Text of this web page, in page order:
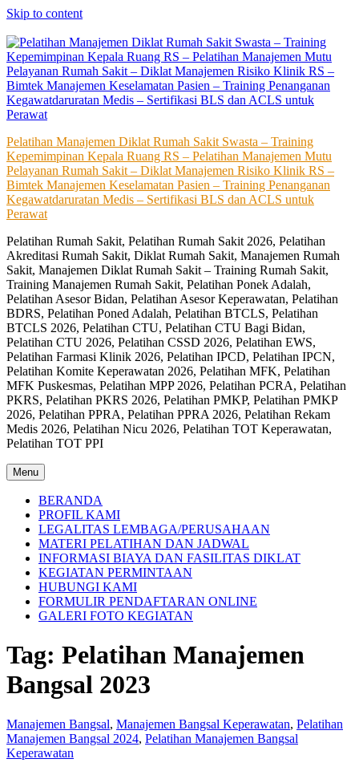
Skip to content
Pelatihan Manajemen Diklat Rumah Sakit Swasta – Training
Kepemimpinan Kepala Ruang RS – Pelatihan Manajemen Mutu
Pelayanan Rumah Sakit – Diklat Manajemen Risiko Klinik RS –
Bimtek Manajemen Keselamatan Pasien – Training Penanganan
Kegawatdaruratan Medis – Sertifikasi BLS dan ACLS untuk
Perawat
Pelatihan Rumah Sakit, Pelatihan Rumah Sakit 2026, Pelatihan
Akreditasi Rumah Sakit, Diklat Rumah Sakit, Manajemen Rumah
Sakit, Manajemen Diklat Rumah Sakit – Training Rumah Sakit,
Training Manajemen Rumah Sakit, Pelatihan Ponek Adalah,
Pelatihan Asesor Bidan, Pelatihan Asesor Keperawatan, Pelatihan
BDRS, Pelatihan Poned Adalah, Pelatihan BTCLS, Pelatihan
BTCLS 2026, Pelatihan CTU, Pelatihan CTU Bagi Bidan,
Pelatihan CTU 2026, Pelatihan CSSD 2026, Pelatihan EWS,
Pelatihan Farmasi Klinik 2026, Pelatihan IPCD, Pelatihan IPCN,
Pelatihan Komite Keperawatan 2026, Pelatihan MFK, Pelatihan
MFK Puskesmas, Pelatihan MPP 2026, Pelatihan PCRA, Pelatihan
PKRS, Pelatihan PKRS 2026, Pelatihan PMKP, Pelatihan PMKP
2026, Pelatihan PPRA, Pelatihan PPRA 2026, Pelatihan Rekam
Medis 2026, Pelatihan Nicu 2026, Pelatihan TOT Keperawatan,
Pelatihan TOT PPI
Menu
BERANDA
PROFIL KAMI
LEGALITAS LEMBAGA/PERUSAHAAN
MATERI PELATIHAN DAN JADWAL
INFORMASI BIAYA DAN FASILITAS DIKLAT
KEGIATAN PERMINTAAN
HUBUNGI KAMI
FORMULIR PENDAFTARAN ONLINE
GALERI FOTO KEGIATAN
Tag: Pelatihan Manajemen
Bangsal 2023
Manajemen Bangsal, Manajemen Bangsal Keperawatan, Pelatihan
Manajemen Bangsal 2024, Pelatihan Manajemen Bangsal
Keperawatan